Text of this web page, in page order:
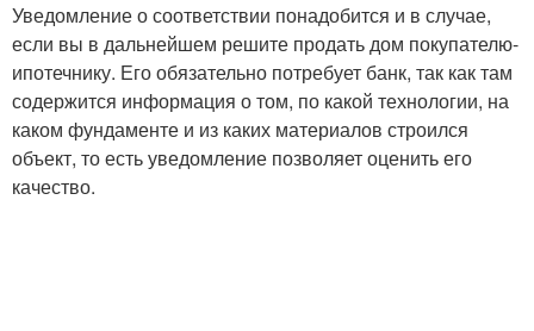
Уведомление о соответствии понадобится и в случае,
если вы в дальнейшем решите продать дом покупателю-
ипотечнику. Его обязательно потребует банк, так как там
содержится информация о том, по какой технологии, на
каком фундаменте и из каких материалов строился
объект, то есть уведомление позволяет оценить его
качество.